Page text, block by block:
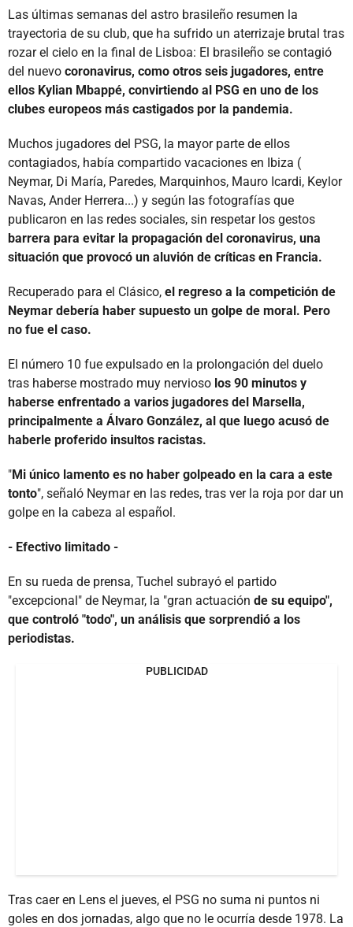
Las últimas semanas del astro brasileño resumen la
trayectoria de su club, que ha sufrido un aterrizaje brutal tras
rozar el cielo en la final de Lisboa: El brasileño se contagió
del nuevo coronavirus, como otros seis jugadores, entre
ellos Kylian Mbappé, convirtiendo al PSG en uno de los
clubes europeos más castigados por la pandemia.
Muchos jugadores del PSG, la mayor parte de ellos
contagiados, había compartido vacaciones en Ibiza (
Neymar, Di María, Paredes, Marquinhos, Mauro Icardi, Keylor
Navas, Ander Herrera...) y según las fotografías que
publicaron en las redes sociales, sin respetar los gestos
barrera para evitar la propagación del coronavirus, una
situación que provocó un aluvión de críticas en Francia.
Recuperado para el Clásico, el regreso a la competición de
Neymar debería haber supuesto un golpe de moral. Pero
no fue el caso.
El número 10 fue expulsado en la prolongación del duelo
tras haberse mostrado muy nervioso los 90 minutos y
haberse enfrentado a varios jugadores del Marsella,
principalmente a Álvaro González, al que luego acusó de
haberle proferido insultos racistas.
"Mi único lamento es no haber golpeado en la cara a este
tonto", señaló Neymar en las redes, tras ver la roja por dar un
golpe en la cabeza al español.
- Efectivo limitado -
En su rueda de prensa, Tuchel subrayó el partido
"excepcional" de Neymar, la "gran actuación de su equipo",
que controló "todo", un análisis que sorprendió a los
periodistas.
PUBLICIDAD
Tras caer en Lens el jueves, el PSG no suma ni puntos ni
goles en dos jornadas, algo que no le ocurría desde 1978. La